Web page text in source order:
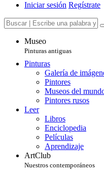
Iniciar sesión Regístrate
Museo
Pinturas antiguas
Pinturas
Galería de
Pintores
Museos del
Pintores rusos
Leer
Libros
Enciclopedia
Películas
Aprendizaje
ArtClub
Nuestros contemporáneos